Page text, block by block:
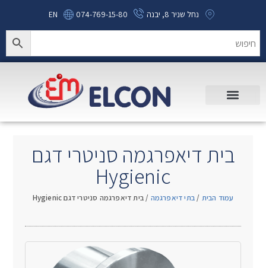
נחל שניר 8, יבנה 074-769-15-80
EN
בית דיאפרגמה סניטרי דגם
Hygienic
עמוד הבית /בתי דיאפרגמה / בית דיאפרגמה סניטרי דגם Hygienic